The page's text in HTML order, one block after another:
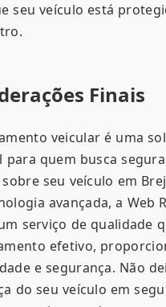
seu veículo está
Finais
veicular é uma
para quem busca
seu veículo em
avançada, a Web
serviço de qualidade
efetivo,
e segurança. Não
do seu veículo em